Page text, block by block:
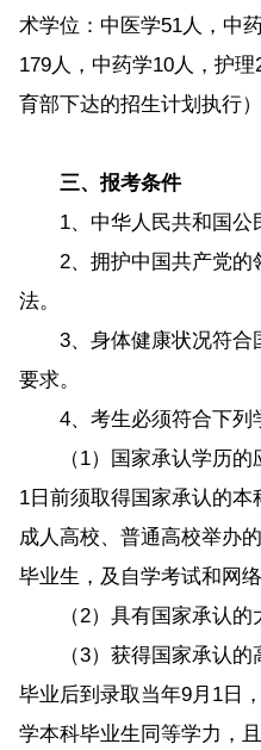
术学位：中医学51人，中
179人，中药学10人，护
育部下达的招生计划执行）
三、报考条件
1、中华人民共和国公
2、拥护中国共产党的
法。
3、身体健康状况符合
要求。
4、考生必须符合下列
（1）国家承认学历的
1日前须取得国家承认的本
成人高校、普通高校举办
毕业生，及自学考试和网
（2）具有国家承认的
（3）获得国家承认的
毕业后到录取当年9月1日
学本科毕业生同等学力，